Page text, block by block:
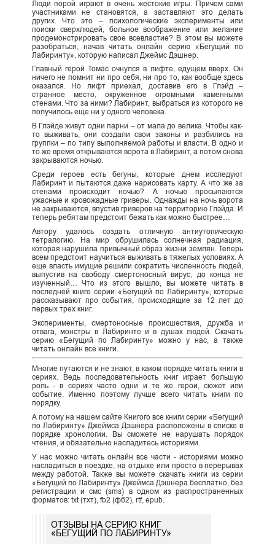
Люди порой играют в очень жестокие игры. Причем сами
участниками не становятся, а заставляют это делать
других. Что это – психологические эксперименты или
поиски сверхлюдей, больное воображение или желание
продемонстрировать свое всевластие? В этом вы можете
разобраться, начав читать онлайн серию «Бегущий по
Лабиринту», которую написал Джеймс Дэшнер.
Главный герой Томас очнулся в лифте, едущем вверх. Он
ничего не помнит ни про себя, ни про то, как вообще здесь
оказался. Но лифт приехал, доставив его в Глэйд –
странное место, окруженное огромными каменными
стенами. Что за ними? Лабиринт, выбраться из которого не
получилось еще ни у одного человека.
В Глэйде живут одни парни – от мала до велика. Чтобы как-
то выживать, они создали свои законы и разбились на
группки – по типу выполняемой работы и власти. В одно и
то же время открываются ворота в Лабиринт, а потом снова
закрываются ночью.
Среди героев есть бегуны, которые днем исследуют
Лабиринт и пытаются даже нарисовать карту. А что же за
стенами происходит ночью? А ночью просыпаются
ужасные и кровожадные гриверы. Однажды на ночь ворота
не закрываются, впустив гриверов на территорию Глэйда. И
теперь ребятам предстоит бежать как можно быстрее…
Автору удалось создать отличную антиутопическую
тетралогию. На мир обрушилась солнечная радиация,
которая нарушила привычный образ жизни землян. Теперь
всем предстоит научиться выживать в тяжелых условиях. А
еще власть имущие решили сократить численность людей,
выпустив на свободу смертоносный вирус, до конца не
изученный… Что из этого вышло, вы можете читать в
последней книге серии «Бегущий по Лабиринту», которые
рассказывают про события, происходящие за 12 лет до
первых трех книг.
Эксперименты, смертоносные происшествия, дружба и
отвага, монстры в Лабиринте и в душах людей. Скачать
серию «Бегущий по Лабиринту» можно у нас, а также
читать онлайн все книги.
Многие путаются и не знают, в каком порядке читать книги в
сериях. Ведь последовательность книг играет большую
роль - в сериях часто одни и те же герои, сюжет или
событие. Именно поэтому лучше всего читать книги по
порядку.
А потому на нашем сайте Книгого все книги серии «Бегущий
по Лабиринту» Джеймса Дэшнера расположены в списке в
порядке хронологии. Вы сможете не нарушать порядок
чтения, и обязательно насладитесь историями.
У нас можно читать онлайн все части - историями можно
насладиться в поездке, на отдыхе или просто в перерывах
между работой. Также вы можете скачать книги из серии
«Бегущий по Лабиринту» Джеймса Дэшнера бесплатно, без
регистрации и смс (sms) в одном из распространенных
форматов: txt (тхт), fb2 (фб2), rtf, epub.
ОТЗЫВЫ НА СЕРИЮ КНИГ
«БЕГУЩИЙ ПО ЛАБИРИНТУ»